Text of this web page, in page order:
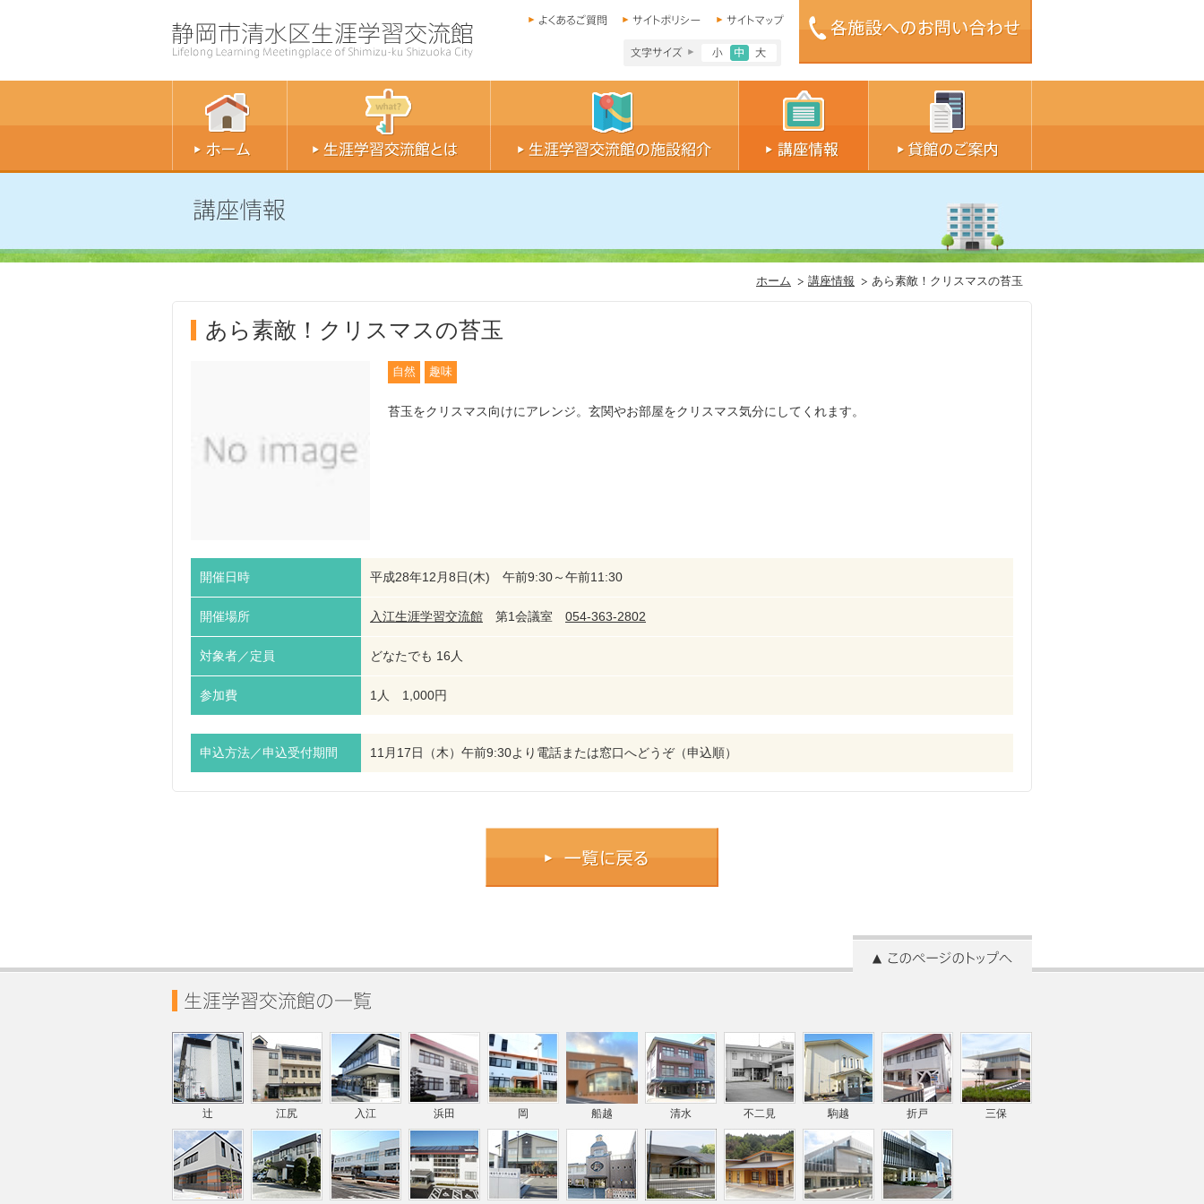
文字サイズ小
文字サイズ中
ホーム 講座情報 あら素敵！クリスマスの苔玉
あら素敵！クリスマスの苔玉
自然 趣味
苔玉をクリスマス向けにアレンジ。玄関やお部屋をクリスマス気分にしてくれます。
開催日時 平成28年12月8日(木) 午前9:30～午前11:30
開催場所 入江生涯学習交流館 第1会議室 054-363-2802
対象者／定員 どなたでも 16人
参加費 1人 1,000円
申込方法／申込受付期間 11月17日（木）午前9:30より電話または窓口へどうぞ（申込順）
辻 江尻 入江 浜田 岡 船越 清水 不二見 駒越 折戸 三保